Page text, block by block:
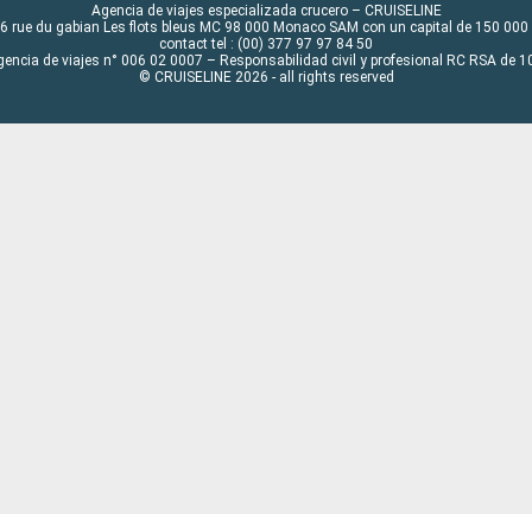
Agencia de viajes especializada crucero – CRUISELINE
rue du gabian Les flots bleus MC 98 000 Monaco SAM con un capital de 150 000
contact tel : (00) 377 97 97 84 50
de viajes n° 006 02 0007 – Responsabilidad civil y profesional RC RSA de
© CRUISELINE 2026 - all rights reserved